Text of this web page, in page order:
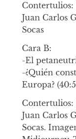
Contertulios:
Juan Carlos
Socas
Cara B:
-El
-¿Quién
Europa?
Contertulios:
Juan Carlos
Socas.